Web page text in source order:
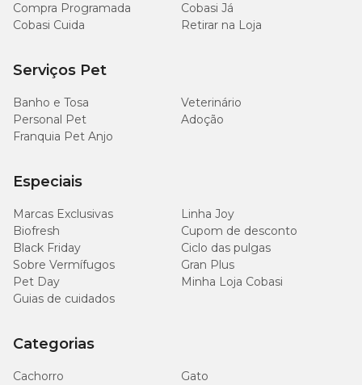
Compra Programada
Cobasi Já
Cobasi Cuida
Retirar na Loja
Serviços Pet
Banho e Tosa
Veterinário
Personal Pet
Adoção
Franquia Pet Anjo
Especiais
Marcas Exclusivas
Linha Joy
Biofresh
Cupom de desconto
Black Friday
Ciclo das pulgas
Sobre Vermífugos
Gran Plus
Pet Day
Minha Loja Cobasi
Guias de cuidados
Categorias
Cachorro
Gato